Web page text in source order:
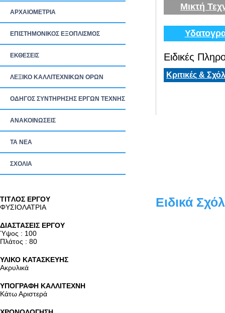
ΑΡΧΑΙΟΜΕΤΡΙΑ
ΕΠΙΣΤΗΜΟΝΙΚΟΣ ΕΞΟΠΛΙΣΜΟΣ
ΕΚΘΕΣΕΙΣ
ΛΕΞΙΚΟ ΚΑΛΛΙΤΕΧΝΙΚΩΝ ΟΡΩΝ
ΟΔΗΓΟΣ ΣΥΝΤΗΡΗΣΗΣ ΕΡΓΩΝ ΤΕΧΝΗΣ
ΑΝΑΚΟΙΝΩΣΕΙΣ
ΤΑ ΝEΑ
ΣΧΟΛΙΑ
Μικτή
Ειδικές
Κριτικές &
TITΛΟΣ ΕΡΓΟΥ
ΦΥΣΙΟΛΑΤΡΙΑ
ΔΙΑΣΤΑΣΕΙΣ ΕΡΓΟΥ
Ύψος : 100
Πλάτος : 80
ΥΛΙΚΟ ΚΑΤΑΣΚΕΥΗΣ
Ακρυλικά
ΥΠΟΓΡΑΦΗ ΚΑΛΛΙΤΕΧΝΗ
Κάτω Αριστερά
Ειδικά